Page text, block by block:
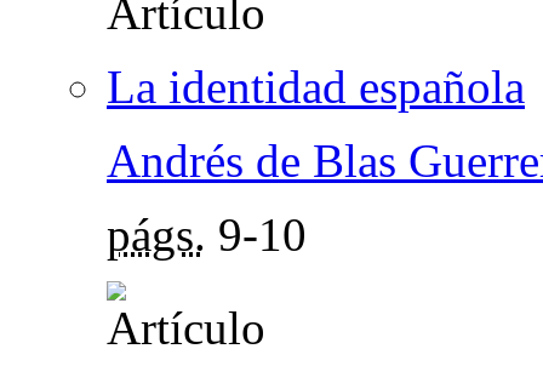
La identidad española
Andrés de Blas
págs. 9-10